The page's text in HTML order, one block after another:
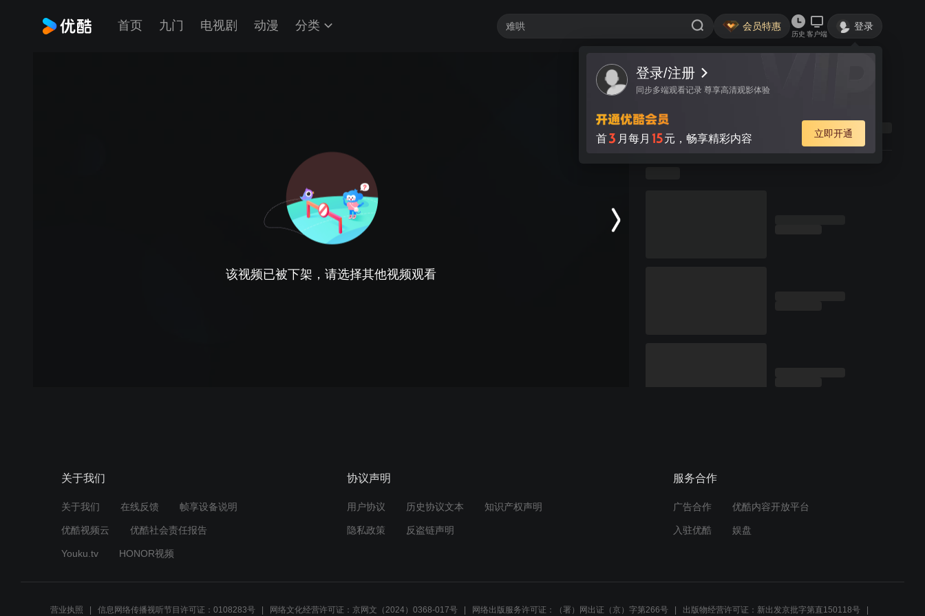
首页 九门 电视剧 动漫 分类 会员特惠
历史 客户端
登录
登录/注册
同步多端观看记录 尊享高清观影体验
首3 月每月 15元，畅享精彩内容 立即开通
该视频已被下架，请选择其他视频观看
关于我们
关于我们 在线反馈 帧享设备说明
优酷视频云 优酷社会责任报告
Youku.tv HONOR视频
协议声明
用户协议 历史协议文本 知识产权声明
隐私政策 反盗链声明
服务合作
广告合作 优酷内容开放平台
入驻优酷 娱盘
营业执照 信息网络传播视听节目许可证：0108283号 网络文化经营许可证：京网文（2024）0368-017号 网络出版服务许可证：（署）网出证（京）字第266号 出版物经营许可证：新出发京批字第直150118号